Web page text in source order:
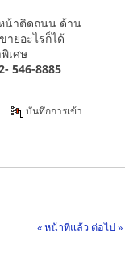
น้าติดถนน ด้าน
ายอะไรก็ได้
เศษ
546-8885
บันทึกการเข้า
« หน้าที่แล้ว ต่อไป »